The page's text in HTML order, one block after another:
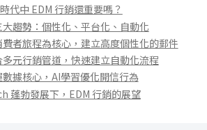
代中 EDM 行銷還重要嗎？
大趨勢：個性化、平台化、自動化
費者旅程為核心，建立高度個性化的郵件
多元行銷管道，快速建立自動化流程
數據核心，AI學習優化開信行為
蓬勃發展下，EDM 行銷的展望